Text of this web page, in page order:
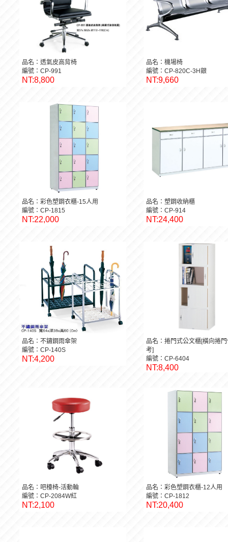
品名：透氣皮高背椅
編號：CP-991
NT:8,800
品名：機場椅
編號：CP-820C-3H銀
NT:9,660
品名：彩色塑鋼衣櫃-15人用
編號：CP-1815
NT:22,000
品名：塑鋼收納櫃
編號：CP-914
NT:24,400
品名：不鏽鋼雨傘架
編號：CP-140S
NT:4,200
品名：捲門式公文櫃[橫向捲
考]
編號：CP-6404
NT:8,400
品名：吧檯椅-活動輪
編號：CP-2084W紅
NT:2,100
品名：彩色塑鋼衣櫃-12人用
編號：CP-1812
NT:20,400